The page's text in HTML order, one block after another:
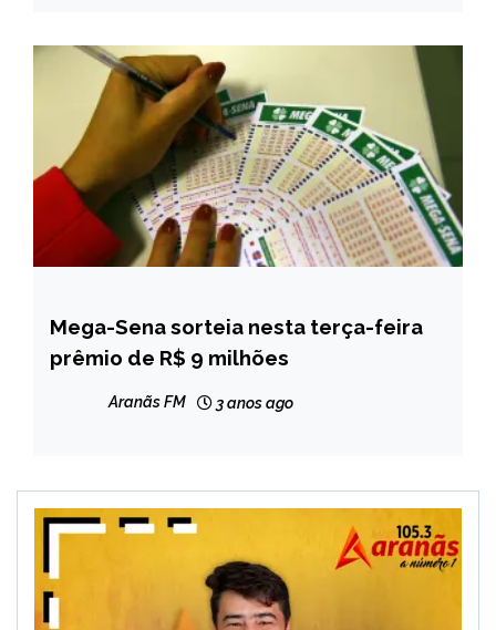
BRASIL
CAPELINHA
Mega-Sena sorteia nesta terça-feira
prêmio de R$ 9 milhões
Aranãs FM 3 anos ago